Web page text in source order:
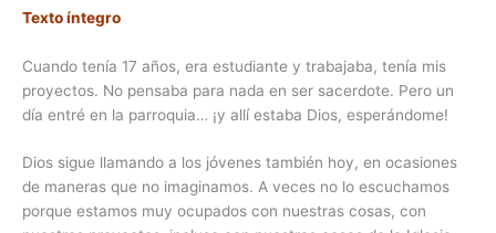
Texto íntegro
Cuando tenía 17 años, era estudiante y trabajaba, tenía mis
proyectos. No pensaba para nada en ser sacerdote. Pero un
día entré en la parroquia… ¡y allí estaba Dios, esperándome!
Dios sigue llamando a los jóvenes también hoy, en ocasiones
de maneras que no imaginamos. A veces no lo escuchamos
porque estamos muy ocupados con nuestras cosas, con